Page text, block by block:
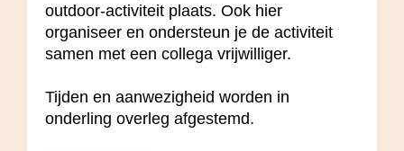
outdoor-activiteit plaats. Ook hier
organiseer en ondersteun je de activiteit
samen met een collega vrijwilliger.
Tijden en aanwezigheid worden in
onderling overleg afgestemd.